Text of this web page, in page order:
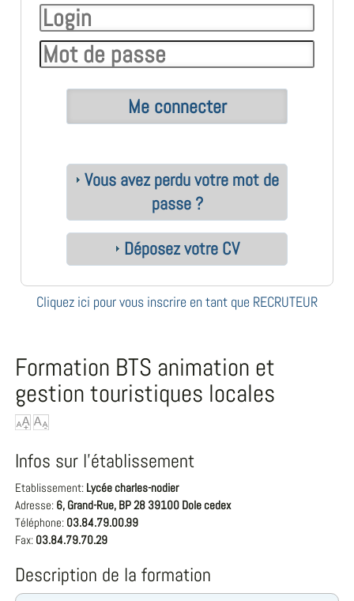
Vous avez perdu votre mot de
passe ?
Déposez votre CV
Cliquez ici pour vous inscrire en tant que RECRUTEUR
Formation BTS animation et
gestion touristiques locales
Infos sur l'établissement
Etablissement: Lycée charles-nodier
Adresse: 6, Grand-Rue, BP 28 39100 Dole cedex
Téléphone: 03.84.79.00.99
Fax: 03.84.79.70.29
Description de la formation